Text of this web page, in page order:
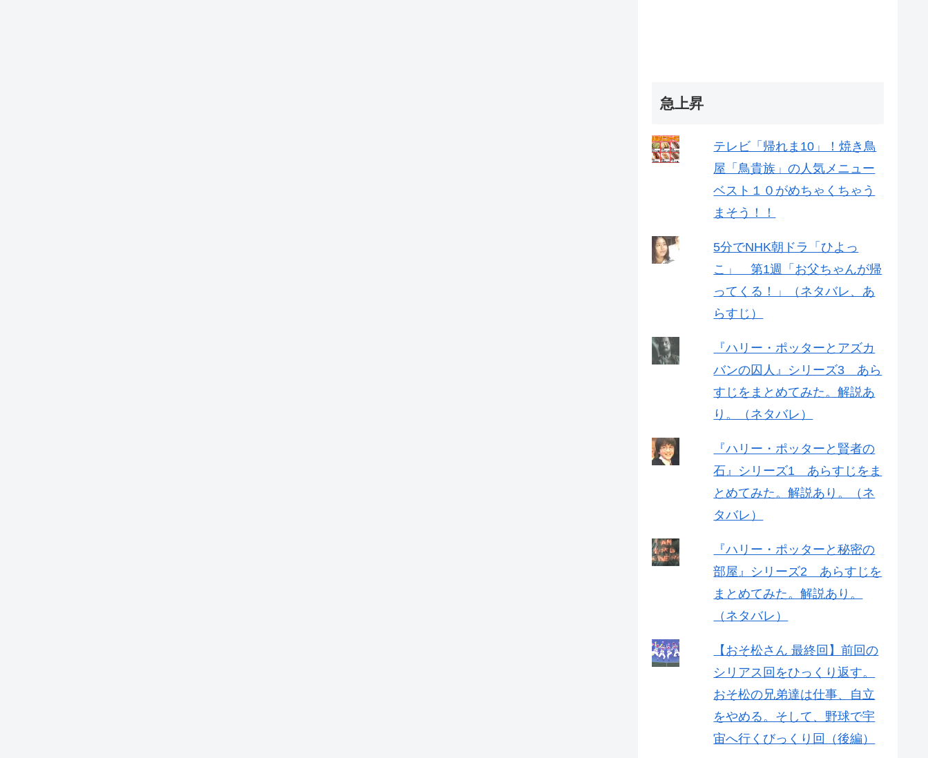
急上昇
テレビ「帰れま10」！焼き鳥
屋「鳥貴族」の人気メニュー
ベスト１０がめちゃくちゃう
まそう！！
5分でNHK朝ドラ「ひよっ
こ」 第1週「お父ちゃんが帰
ってくる！」（ネタバレ、あ
らすじ）
『ハリー・ポッターとアズカ
バンの囚人』シリーズ3 あら
すじをまとめてみた。解説あ
り。（ネタバレ）
『ハリー・ポッターと賢者の
石』シリーズ1 あらすじをま
とめてみた。解説あり。（ネ
タバレ）
『ハリー・ポッターと秘密の
部屋』シリーズ2 あらすじを
まとめてみた。解説あり。
（ネタバレ）
【おそ松さん 最終回】前回の
シリアス回をひっくり返す。
おそ松の兄弟達は仕事、自立
をやめる。そして、野球で宇
宙へ行くびっくり回（後編）